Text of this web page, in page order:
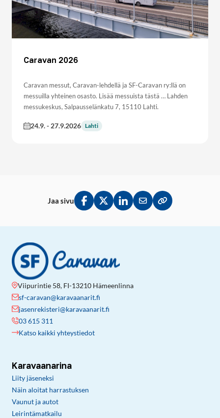
Caravan 2026
Caravan messut, Caravan-lehdellä ja SF-Caravan ry:llä on
messuilla yhteinen osasto. Lisää messuista tästä … Lahden
messukeskus, Salpausselänkatu 7, 15110 Lahti.
24.9.- 27.9.2026 Lahti
Jaa sivu
Jaa Facebookissa
Jaa Twitterissä
Jaa LinkedInissä
Jaa sähköpostitse
Kopioi linkki
Viipurintie 58, FI-13210 Hämeenlinna
sf-caravan@karavaanarit.fi
jasenrekisteri@karavaanarit.fi
03 615 311
Katso kaikki yhteystiedot
Karavaanarina
Liity jäseneksi
Näin aloitat harrastuksen
Vaunut ja autot
Leirintämatkailu